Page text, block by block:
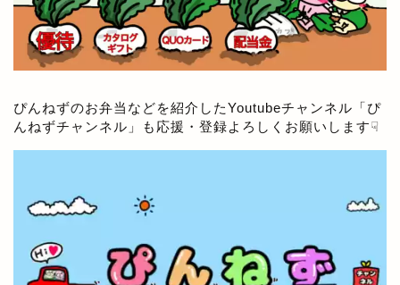
ぴんねずのお弁当などを紹介したYoutubeチャンネル「ぴ
んねずチャンネル 」も応援・登録よろしくお願いします☟